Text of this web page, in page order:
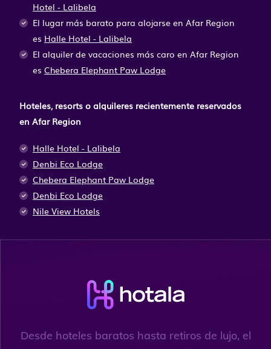
Hotel - Lalibela
El lugar más barato para alojarse en Afar Region
es Halle Hotel - Lalibela
El alquiler de vacaciones más caro en Afar Region
es Chebera Elephant Paw Lodge
Hoteles, resorts o alquileres recientemente reservados
en Afar Region
Halle Hotel - Lalibela
Denbi Eco Lodge
Chebera Elephant Paw Lodge
Denbi Eco Lodge
Nile View Hotels
Desde hoteles baratos hasta retiros de lujo, el